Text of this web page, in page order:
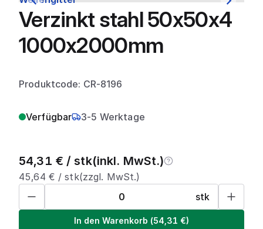
Verzinkt stahl 50x50x4
1000x2000mm
Produktcode: CR-8196
Verfügbar 3-5 Werktage
54,31 € / stk(inkl. MwSt.)
45,64 € /stk(zzgl. MwSt.)
stk
In den Warenkorb (54,31 €)